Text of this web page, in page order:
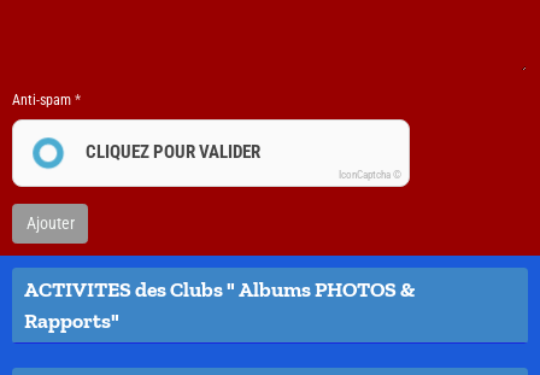
Anti-spam
CLIQUEZ POUR VALIDER
IconCaptcha ©
Ajouter
ACTIVITES des Clubs " Albums PHOTOS &
Rapports"